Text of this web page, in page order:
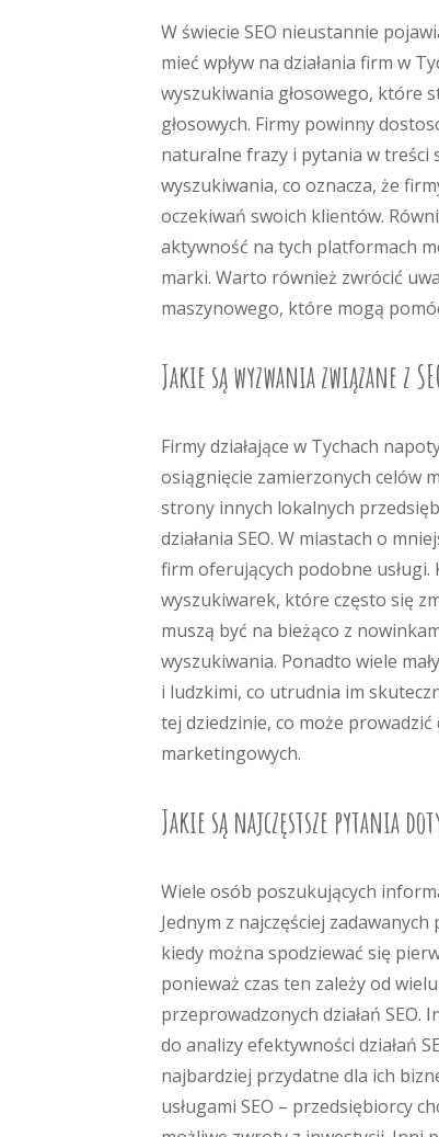
W świecie SEO nieustannie
mieć wpływ na działania firm w
wyszukiwania głosowego, które
głosowych. Firmy powinny
naturalne frazy i pytania w treści
wyszukiwania, co oznacza, że
oczekiwań swoich klientów.
aktywność na tych platformach
marki. Warto również zwrócić
maszynowego, które mogą
Jakie są wyzwania związane z
Firmy działające w Tychach
osiągnięcie zamierzonych celów
strony innych lokalnych
działania SEO. W miastach o
firm oferujących podobne
wyszukiwarek, które często się
muszą być na bieżąco z
wyszukiwania. Ponadto wiele
i ludzkimi, co utrudnia im
tej dziedzinie, co może prowadzić
marketingowych.
Jakie są najczęstsze pytania
Wiele osób poszukujących
Jednym z najczęściej
kiedy można spodziewać się
ponieważ czas ten zależy od
przeprowadzonych działań
do analizy efektywności działań
najbardziej przydatne dla ich
usługami SEO – przedsiębiorcy